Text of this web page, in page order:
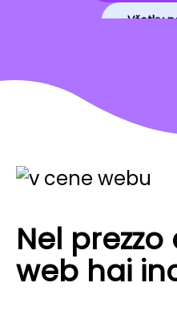
Všetky
Nel
web hai